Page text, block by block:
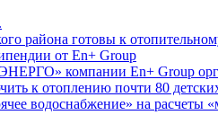
района готовы к
от En+ Group
компании En+ Group
к отоплению почти 80
водоснабжение» на расчеты